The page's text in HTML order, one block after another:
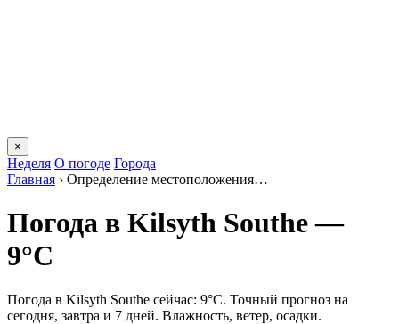
×
Неделя О погоде Города
Главная › Определение местоположения…
Погода в Kilsyth Southе —
9°C
Погода в Kilsyth Southе сейчас: 9°C. Точный прогноз на
сегодня, завтра и 7 дней. Влажность, ветер, осадки.